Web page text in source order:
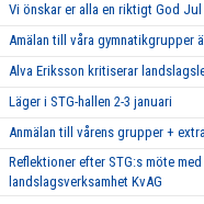
Vi önskar er alla en riktigt God
Amälan till våra gymnatikgrupper
Alva Eriksson kritiserar
Läger i STG-hallen 2-3 januari
Anmälan till vårens grupper +
Reflektioner efter STG:s möte
landslagsverksamhet KvAG